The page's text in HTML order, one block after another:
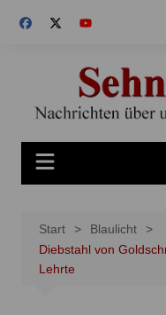
Inhalt
Start
Blaulicht
Diebstahl von
Lehrte